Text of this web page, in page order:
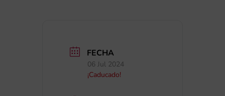
FECHA
06 Jul 2024
¡Caducado!